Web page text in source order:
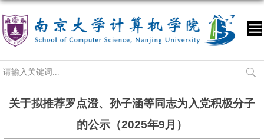
关于拟推荐罗点澄、孙子涵等同志为入党积极分子
的公示（2025年9月）